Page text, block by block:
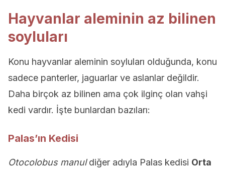
Hayvanlar aleminin az bilinen
soyluları
Konu hayvanlar aleminin soyluları olduğunda, konu
sadece panterler, jaguarlar ve aslanlar değildir.
Daha birçok az bilinen ama çok ilginç olan vahşi
kedi vardır. İşte bunlardan bazıları:
Palas’ın Kedisi
Otocolobus manuldiğer adıyla Palas kedisi Orta